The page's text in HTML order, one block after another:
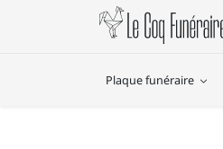
Plaque funéraire